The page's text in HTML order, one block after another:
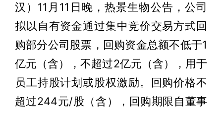
汉）11月11日晚，热景生物公告，公司
拟以自有资金通过集中竞价交易方式回
购部分公司股票，回购资金总额不低于1
亿元（含），不超过2亿元（含），用于
员工持股计划或股权激励。回购价格不
超过244元/股（含），回购期限自董事